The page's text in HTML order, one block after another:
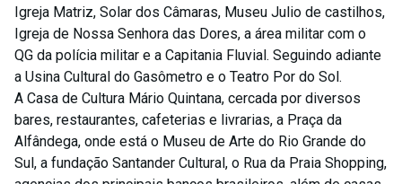
Igreja Matriz, Solar dos Câmaras, Museu Julio de castilhos,
Igreja de Nossa Senhora das Dores, a área militar com o
QG da polícia militar e a Capitania Fluvial. Seguindo adiante
a Usina Cultural do Gasômetro e o Teatro Por do Sol.
A Casa de Cultura Mário Quintana, cercada por diversos
bares, restaurantes, cafeterias e livrarias, a Praça da
Alfândega, onde está o Museu de Arte do Rio Grande do
Sul, a fundação Santander Cultural, o Rua da Praia Shopping,